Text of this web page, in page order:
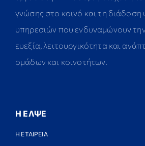
γνώσης στο κοινό και τη διάδοση
υπηρεσιών που ενδυναμώνουν την
ευεξία, λειτουργικότητα και
ομάδων και κοινοτήτων.
Η ΕΛΨΕ
Η ΕΤΑΙΡΕΙΑ